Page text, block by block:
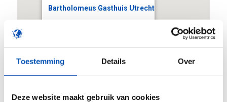
Toestemming Details Over
Deze website maakt gebruik van cookies
Bartholomeus Gasthuis Utrecht